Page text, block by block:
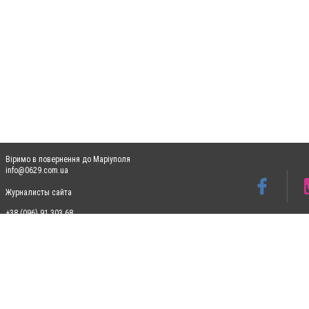
Віримо в повернення до Маріуполя
info@0629.com.ua
Журналисты сайта
+38 (096) 91 303 68